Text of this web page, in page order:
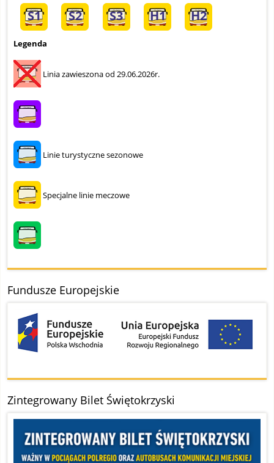
S1 S2 S3 H1 H2
Legenda
Linia zawieszona od 29.06.2026r.
Linie turystyczne sezonowe
Specjalne linie meczowe
Fundusze Europejskie
Zintegrowany Bilet Świętokrzyski